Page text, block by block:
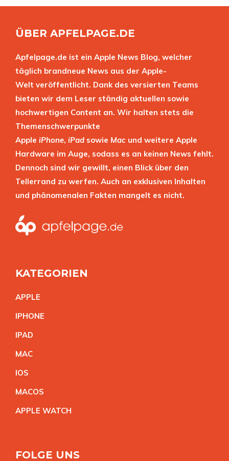
ÜBER APFELPAGE.DE
Apfelpage.de ist ein Apple News Blog, welcher
täglich brandneue News aus der Apple-
Welt veröffentlicht. Dank des versierten Teams
bieten wir dem Leser ständig aktuellen sowie
hochwertigen Content an. Wir halten stets die
Themenschwerpunkte
Apple iPhone, iPad sowie Mac und weitere Apple
Hardware im Auge, sodass es an keinen News fehlt.
Dennoch sind wir gewillt, einen Blick über den
Tellerrand zu werfen. Auch an exklusiven Inhalten
und phänomenalen Fakten mangelt es nicht.
KATEGORIEN
APPLE
IPHONE
IPAD
MAC
IOS
MACOS
APPLE WATCH
FOLGE UNS